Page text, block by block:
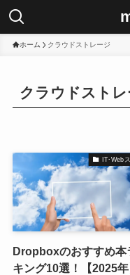
ホーム クラウドストレージ
クラウドストレ
IT･Web
Dropboxのおすすめ本
キング10選！【2025年